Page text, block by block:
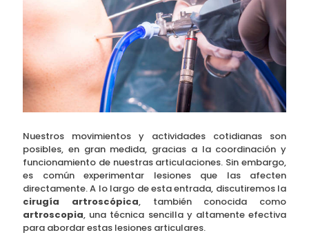
Nuestros movimientos y actividades cotidianas son
posibles, en gran medida, gracias a la coordinación y
funcionamiento de nuestras articulaciones. Sin embargo,
es común experimentar lesiones que las afecten
directamente. A lo largo de esta entrada, discutiremos la
cirugía artroscópica, también conocida como
artroscopia, una técnica sencilla y altamente efectiva
para abordar estas lesiones articulares.